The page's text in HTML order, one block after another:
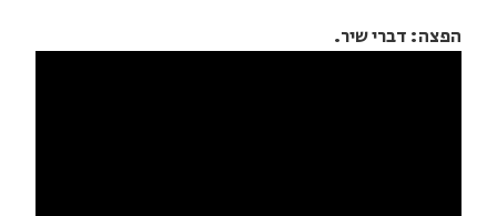
הפצה: דברי שיר.